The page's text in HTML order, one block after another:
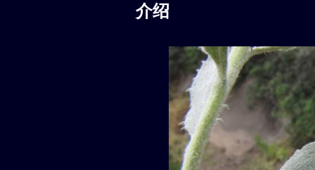
介绍